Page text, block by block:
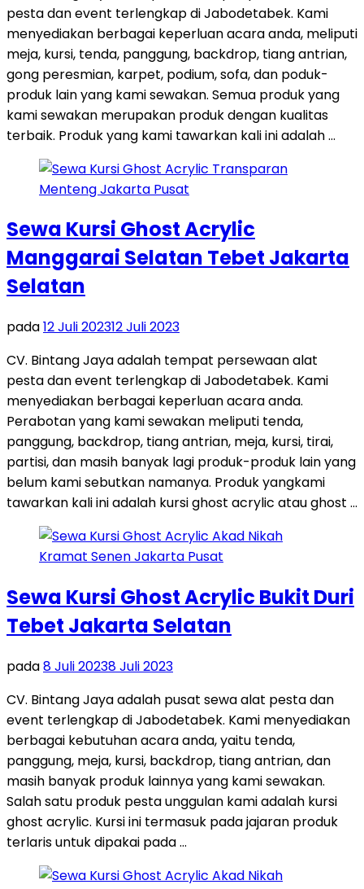
pesta dan event terlengkap di Jabodetabek. Kami
menyediakan berbagai keperluan acara anda, meliputi
meja, kursi, tenda, panggung, backdrop, tiang antrian,
gong peresmian, karpet, podium, sofa, dan poduk-
produk lain yang kami sewakan. Semua produk yang
kami sewakan merupakan produk dengan kualitas
terbaik. Produk yang kami tawarkan kali ini adalah …
Sewa Kursi Ghost Acrylic
Manggarai Selatan Tebet Jakarta
Selatan
pada12 Juli 202312 Juli 2023
CV. Bintang Jaya adalah tempat persewaan alat
pesta dan event terlengkap di Jabodetabek. Kami
menyediakan berbagai keperluan acara anda.
Perabotan yang kami sewakan meliputi tenda,
panggung, backdrop, tiang antrian, meja, kursi, tirai,
partisi, dan masih banyak lagi produk-produk lain yang
belum kami sebutkan namanya. Produk yangkami
tawarkan kali ini adalah kursi ghost acrylic atau ghost …
Sewa Kursi Ghost Acrylic Bukit Duri
Tebet Jakarta Selatan
pada8 Juli 20238 Juli 2023
CV. Bintang Jaya adalah pusat sewa alat pesta dan
event terlengkap di Jabodetabek. Kami menyediakan
berbagai kebutuhan acara anda, yaitu tenda,
panggung, meja, kursi, backdrop, tiang antrian, dan
masih banyak produk lainnya yang kami sewakan.
Salah satu produk pesta unggulan kami adalah kursi
ghost acrylic. Kursi ini termasuk pada jajaran produk
terlaris untuk dipakai pada …